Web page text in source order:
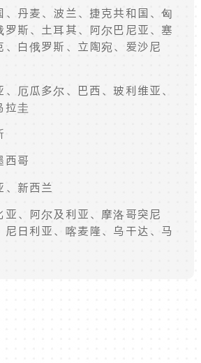
、丹麦、波兰、捷克共和国、匈
罗斯、土耳其、阿尔巴尼亚、塞
、白俄罗斯、立陶宛、爱沙尼
厄瓜多尔、巴西、玻利维亚、
拉圭
西哥
、新西兰
亚、阿尔及利亚、摩洛哥突尼
尼日利亚、喀麦隆、乌干达、马